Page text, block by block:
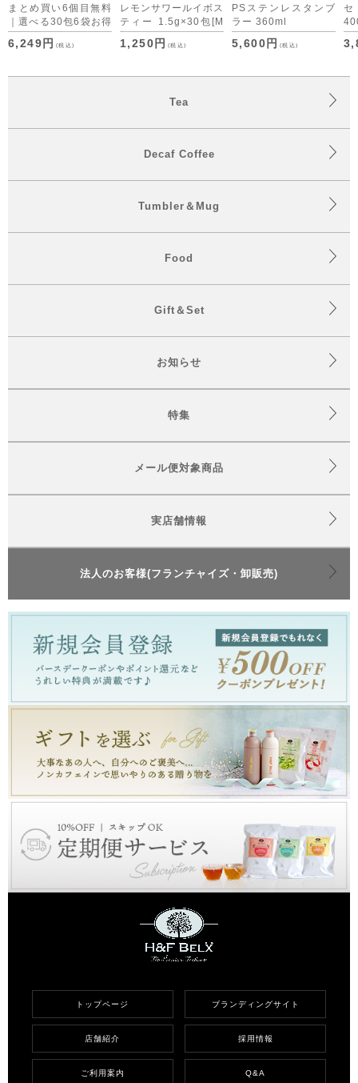
まとめ買い6個目無料
｜選べる30包6袋お得
セット デカフェコー
ヒーも仲間入り
6,249円 (税込)
レモンサワールイボス
ティー 1.5g×30包 [M
便 1/3]
1,250円 (税込)
PSステンレスタンブ
ラー 360ml
5,600円 (税込)
Tea
Decaf Coffee
Tumbler＆Mug
Food
Gift＆Set
お知らせ
特集
メール便対象商品
実店舗情報
法人のお客様(フランチャイズ・卸販売)
トップページ ブランディングサイト
店舗紹介 採用情報
ご利用案内 Q&A